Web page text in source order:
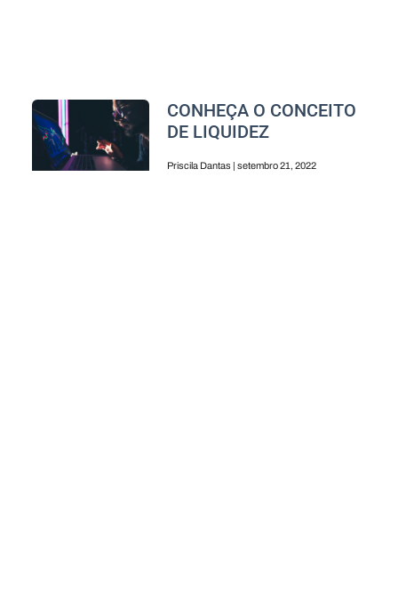
CONHEÇA O CONCEITO
DE LIQUIDEZ
Priscila Dantas setembro 21, 2022